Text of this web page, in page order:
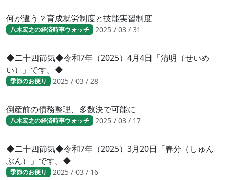
何が違う？育成就労制度と技能実習制度
八木宏之の経済時事ウォッチ 2025 / 03 / 31
◆二十四節気◆令和7年（2025）4月4日「清明（せいめ
い）」です。◆
季節のお便り 2025 / 03 / 28
倒産前の債務整理、多数決で可能に
八木宏之の経済時事ウォッチ 2025 / 03 / 17
◆二十四節気◆令和7年（2025）3月20日「春分（しゅん
ぶん）」です。◆
季節のお便り 2025 / 03 / 16